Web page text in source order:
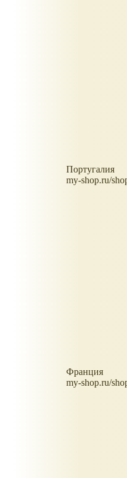
Португалия
my-shop.ru/
Франция
my-shop.ru/